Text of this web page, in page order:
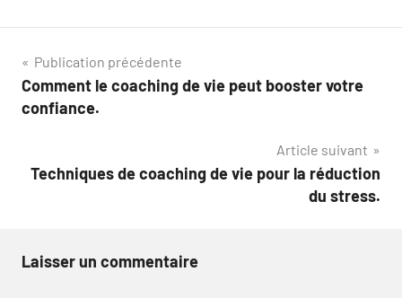
Navigation
de
Publication précédente
Comment le coaching de vie peut booster votre
confiance.
Article suivant
Techniques de coaching de vie pour la réduction
du stress.
Laisser un commentaire